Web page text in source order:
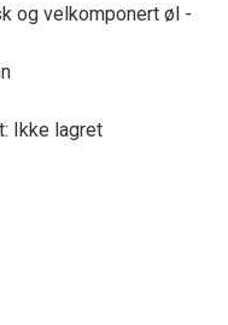
og velkomponert øl -
Ikke lagret